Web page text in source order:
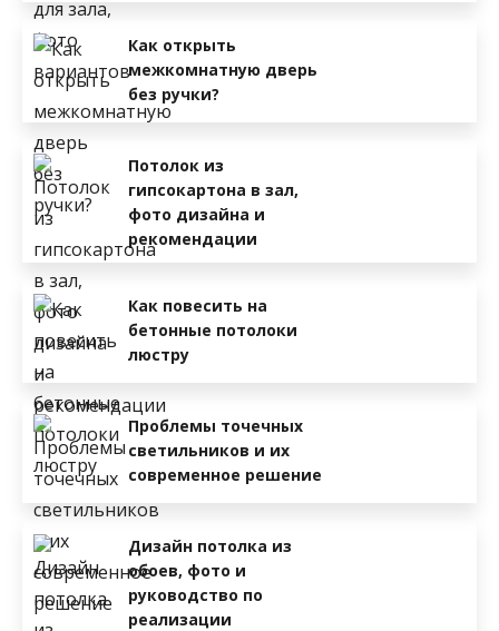
Как открыть
межкомнатную дверь
без ручки?
Потолок из
гипсокартона в зал,
фото дизайна и
рекомендации
Как повесить на
бетонные потолоки
люстру
Проблемы точечных
светильников и их
современное решение
Дизайн потолка из
обоев, фото и
руководство по
реализации